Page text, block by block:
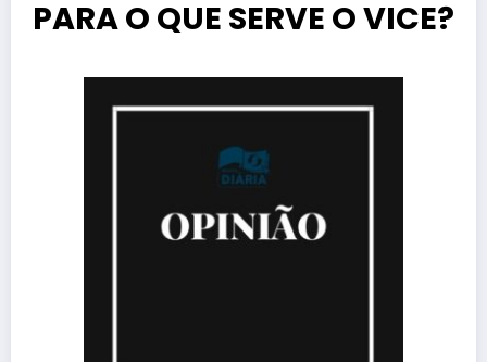
PARA O QUE SERVE O VICE?